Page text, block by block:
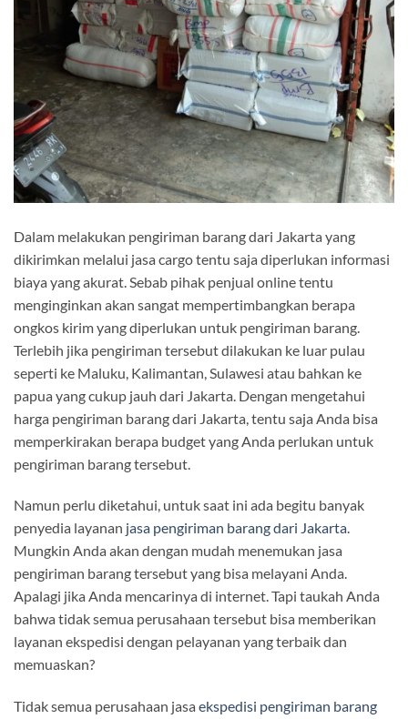
Dalam melakukan pengiriman barang dari Jakarta yang
dikirimkan melalui jasa cargo tentu saja diperlukan informasi
biaya yang akurat. Sebab pihak penjual online tentu
menginginkan akan sangat mempertimbangkan berapa
ongkos kirim yang diperlukan untuk pengiriman barang.
Terlebih jika pengiriman tersebut dilakukan ke luar pulau
seperti ke Maluku, Kalimantan, Sulawesi atau bahkan ke
papua yang cukup jauh dari Jakarta. Dengan mengetahui
harga pengiriman barang dari Jakarta, tentu saja Anda bisa
memperkirakan berapa budget yang Anda perlukan untuk
pengiriman barang tersebut.
Namun perlu diketahui, untuk saat ini ada begitu banyak
penyedia layanan jasa pengiriman barang dari Jakarta.
Mungkin Anda akan dengan mudah menemukan jasa
pengiriman barang tersebut yang bisa melayani Anda.
Apalagi jika Anda mencarinya di internet. Tapi taukah Anda
bahwa tidak semua perusahaan tersebut bisa memberikan
layanan ekspedisi dengan pelayanan yang terbaik dan
memuaskan?
Tidak semua perusahaan jasa ekspedisi pengiriman barang